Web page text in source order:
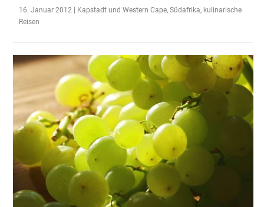
16. Januar 2012 | Kapstadt und Western Cape,Südafrika, kulinarische
Reisen